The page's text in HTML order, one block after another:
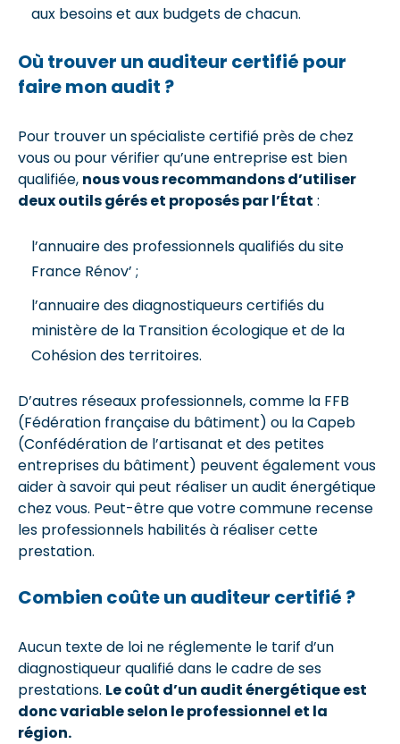
aux besoins et aux budgets de chacun.
Où trouver un auditeur certifié pour
faire mon audit ?
Pour trouver un spécialiste certifié près de chez
vous ou pour vérifier qu’une entreprise est bien
qualifiée, nous vous recommandons d’utiliser
deux outils gérés et proposés par l’État :
l’annuaire des professionnels qualifiés du site
France Rénov’ ;
l’annuaire des diagnostiqueurs certifiés du
ministère de la Transition écologique et de la
Cohésion des territoires.
D’autres réseaux professionnels, comme la FFB
(Fédération française du bâtiment) ou la Capeb
(Confédération de l’artisanat et des petites
entreprises du bâtiment) peuvent également vous
aider à savoir qui peut réaliser un audit énergétique
chez vous. Peut-être que votre commune recense
les professionnels habilités à réaliser cette
prestation.
Combien coûte un auditeur certifié ?
Aucun texte de loi ne réglemente le tarif d’un
diagnostiqueur qualifié dans le cadre de ses
prestations. Le coût d’un audit énergétique est
donc variable selon le professionnel et la
région.